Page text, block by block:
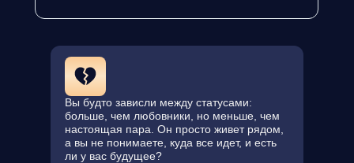
Вы будто зависли между статусами:
больше, чем любовники, но меньше, чем
настоящая пара. Он просто живет рядом,
а вы не понимаете, куда все идет, и есть
ли у вас будущее?